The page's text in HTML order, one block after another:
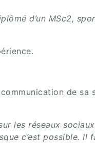
d’un MSc2,
de sa
les réseaux
c’est possible. Il